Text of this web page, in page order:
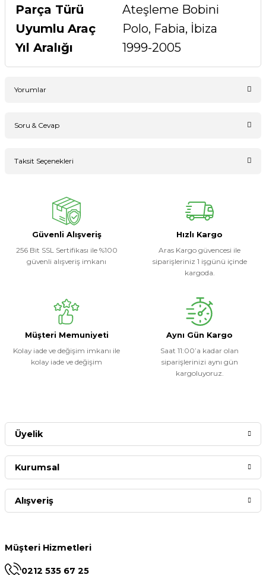
Parça Türü
Ateşleme Bobini
Uyumlu Araç
Polo, Fabia, İbiza
Yıl Aralığı
1999-2005
Yorumlar
Soru & Cevap
Taksit Seçenekleri
Güvenli Alışveriş
256 Bit SSL Sertifikası ile %100
güvenli alışveriş imkanı
Hızlı Kargo
Aras Kargo güvencesi ile
siparişleriniz 1 işgünü içinde
kargoda.
Müşteri Memuniyeti
Kolay iade ve değişim imkanı ile
kolay iade ve değişim
Aynı Gün Kargo
Saat 11:00’a kadar olan
siparişlerinizi aynı gün
kargoluyoruz.
Müşteri Hizmetleri
0212 535 67 25
Üyelik
Kurumsal
Alışveriş